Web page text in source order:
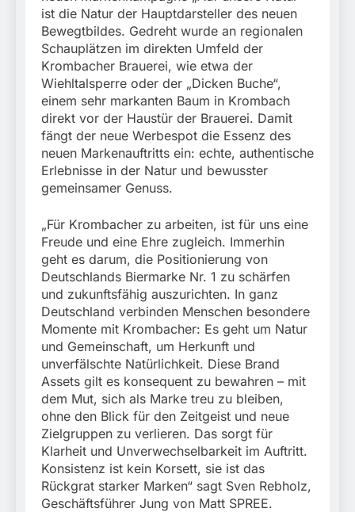
ist die Natur der Hauptdarsteller des neuen
Bewegtbildes. Gedreht wurde an regionalen
Schauplätzen im direkten Umfeld der
Krombacher Brauerei, wie etwa der
Wiehltalsperre oder der „Dicken Buche“,
einem sehr markanten Baum in Krombach
direkt vor der Haustür der Brauerei. Damit
fängt der neue Werbespot die Essenz des
neuen Markenauftritts ein: echte, authentische
Erlebnisse in der Natur und bewusster
gemeinsamer Genuss.
„Für Krombacher zu arbeiten, ist für uns eine
Freude und eine Ehre zugleich. Immerhin
geht es darum, die Positionierung von
Deutschlands Biermarke Nr. 1 zu schärfen
und zukunftsfähig auszurichten. In ganz
Deutschland verbinden Menschen besondere
Momente mit Krombacher: Es geht um Natur
und Gemeinschaft, um Herkunft und
unverfälschte Natürlichkeit. Diese Brand
Assets gilt es konsequent zu bewahren – mit
dem Mut, sich als Marke treu zu bleiben,
ohne den Blick für den Zeitgeist und neue
Zielgruppen zu verlieren. Das sorgt für
Klarheit und Unverwechselbarkeit im Auftritt.
Konsistenz ist kein Korsett, sie ist das
Rückgrat starker Marken“ sagt Sven Rebholz,
Geschäftsführer Jung von Matt SPREE.